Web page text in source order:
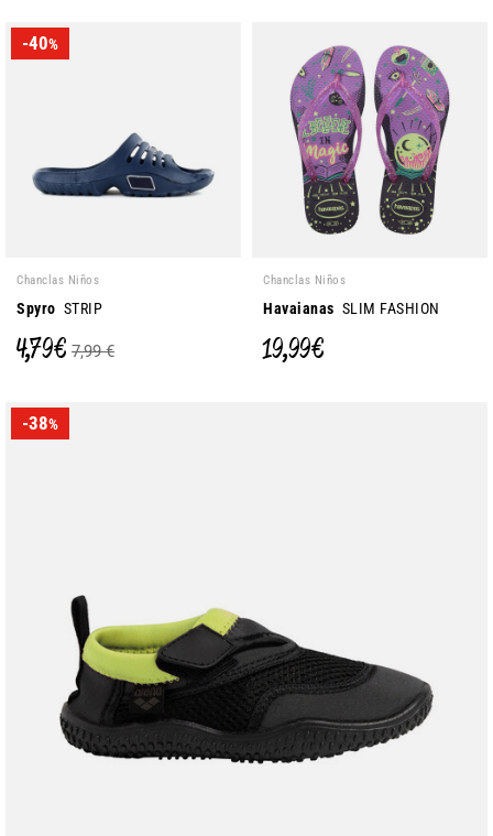
-40%
Chanclas Niños
Spyro STRIP
4,79 € 7,99 €
Chanclas Niños
Havaianas SLIM FASHION
19,99 €
-38%